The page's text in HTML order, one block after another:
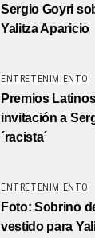
Sergio Goyri
Yalitza Aparicio
ENTRETENIMIENTO
Premios
invitación a
´racista´
ENTRETENIMIENTO
Foto: Sobrino
vestido para